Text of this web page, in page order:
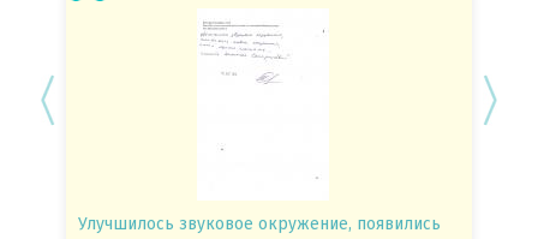
Улучшилось звуковое окружение, появились